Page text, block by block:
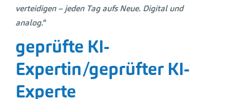
verteidigen – jeden Tag aufs Neue. Digital und
analog.“
geprüfte KI-
Expertin/geprüfter KI-
Experte